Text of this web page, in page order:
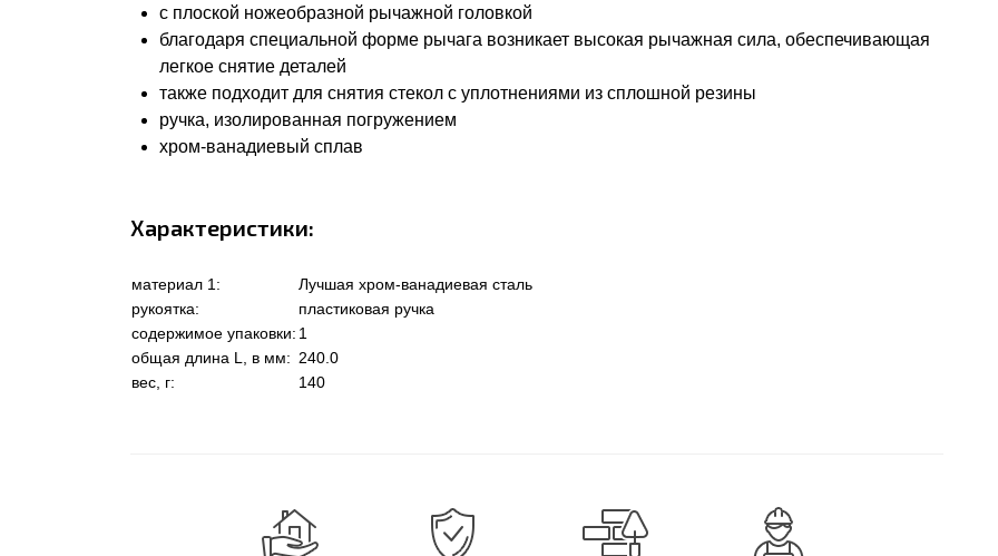
с плоской ножеобразной рычажной головкой
благодаря специальной форме рычага возникает высокая рычажная сила, обеспечивающая
легкое снятие деталей
также подходит для снятия стекол с уплотнениями из сплошной резины
ручка, изолированная погружением
хром-ванадиевый сплав
Характеристики:
материал 1:
Лучшая хром-ванадиевая сталь
рукоятка:
пластиковая ручка
содержимое упаковки: 1
общая длина L, в мм: 240.0
вес, г:
140